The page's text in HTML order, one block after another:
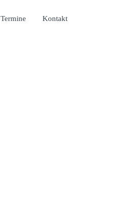
Termine Kontakt